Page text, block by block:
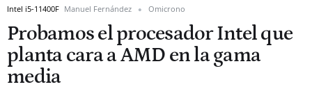
Intel i5-11400F Manuel Fernández Omicrono
Probamos el procesador Intel que
planta cara a AMD en la gama
media